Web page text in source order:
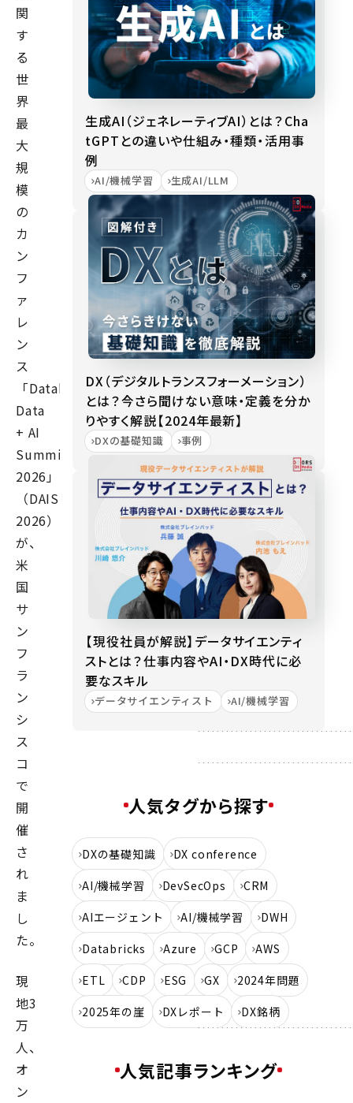
関
す
る
世
界
最
大
規
模
の
カ
ン
フ
ァ
レ
ン
ス
「Databricks
Data
+ AI
Summit
2026」
（DAIS
2026）
が、
米
国
サ
ン
フ
ラ
ン
シ
ス
コ
で
開
催
さ
れ
ま
し
た。
現
地3
万
人、
オ
ン
生成AI（ジェネレーティブAI）とは？Cha
tGPTとの違いや仕組み・種類・活用事
例
AI/機械学習 生成AI/LLM
DX（デジタルトランスフォーメーション）
とは？今さら聞けない意味・定義を分か
りやすく解説【2024年最新】
DXの基礎知識 事例
【現役社員が解説】データサイエンティ
ストとは？仕事内容やAI・DX時代に必
要なスキル
データサイエンティスト AI/機械学習
人気タグから探す
DXの基礎知識
DX conference
AI/機械学習
DevSecOps
CRM
AIエージェント
AI/機械学習
DWH
Databricks
Azure GCP
AWS
ETL
CDP ESG GX
2024年問題
2025年の崖
DXレポート DX銘柄
人気記事ランキング